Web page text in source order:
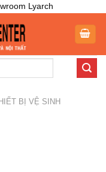
Lyarch
BỊ VỆ SINH